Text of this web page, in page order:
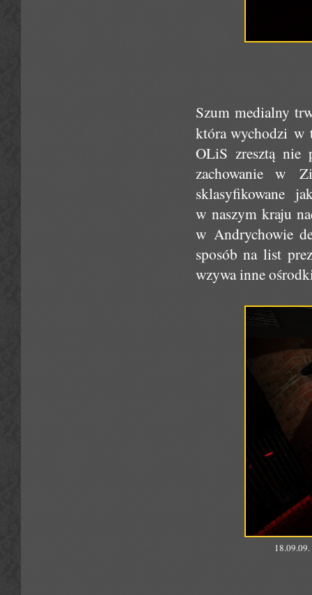
Szum medialny
która wychodzi w
OLiS zresztą nie
zachowanie w
sklasyfikowane
w naszym kraju
w Andrychowie
sposób na list
wzywa inne